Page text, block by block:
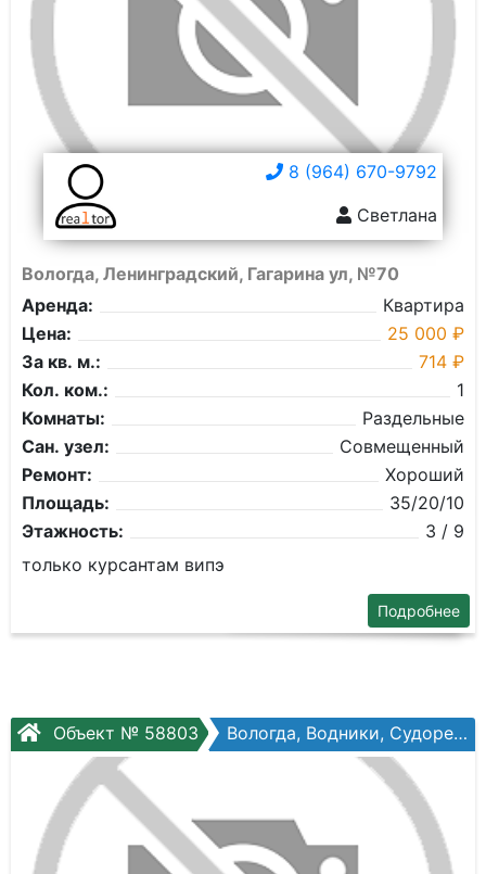
8 (964) 670-9792
Светлана
Вологда, Ленинградский, Гагарина ул, №70
Аренда:
Квартира
Цена:
25 000 ₽
За кв. м.:
714 ₽
Кол. ком.:
1
Комнаты:
Раздельные
Сан. узел:
Совмещенный
Ремонт:
Хороший
Площадь:
35/20/10
Этажность:
3 / 9
только курсантам випэ
Подробнее
Объект № 58803 Вологда, Водники, Судоремонтная ул, №